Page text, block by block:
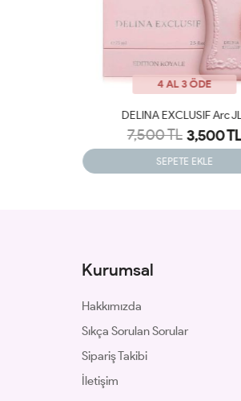
4 AL 3 ÖDE
2,899 TL
SEPETE EKLE
Kurumsal
Hakkımızda
Sıkça Sorulan Sorular
Sipariş Takibi
İletişim